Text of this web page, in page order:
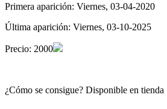
Primera aparición: Viernes, 03-04-2020
Última aparición: Viernes, 03-10-2025
Precio: 2000
¿Cómo se consigue? Disponible en tienda